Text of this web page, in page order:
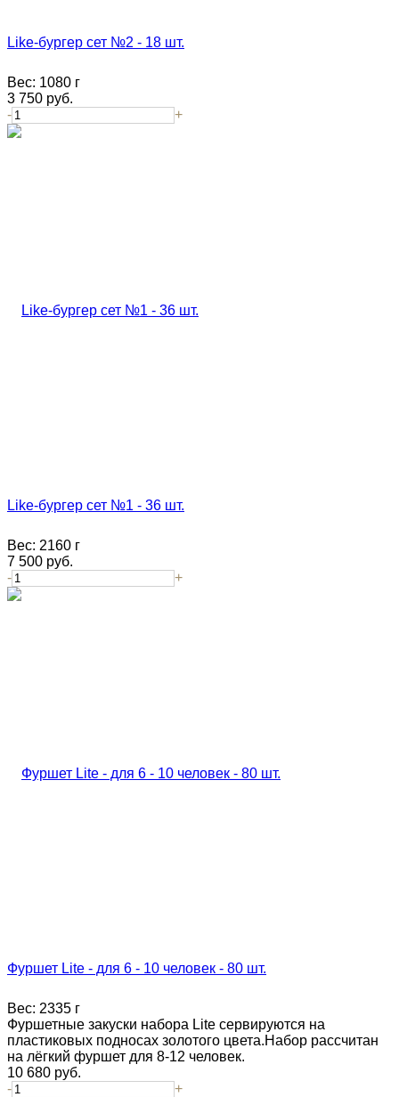
Like-бургер сет №2 - 18 шт.
Вес: 1080 г
3 750 руб.
-
+
Like-бургер сет №1 - 36 шт.
Вес: 2160 г
7 500 руб.
-
+
Фуршет Lite - для 6 - 10 человек - 80 шт.
Вес: 2335 г
Фуршетные закуски набора Lite сервируются на
пластиковых подносах золотого цвета.Набор рассчитан
на лёгкий фуршет для 8-12 человек.
10 680 руб.
-
+